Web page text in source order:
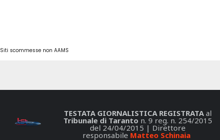
Siti scommesse non AAMS
TESTATA GIORNALISTICA REGISTRATAal
Tribunale di Taranto n. 9 reg. n. 254/2015
del 24/04/2015 | Direttore
responsabile Matteo Schinaia